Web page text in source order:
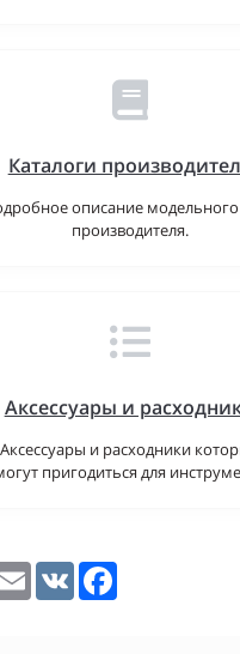
Каталоги
описание
производителя.
Аксессуары и
Аксессуары и расходники
пригодиться для
Email VK